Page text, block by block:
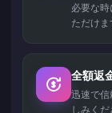
必要な
ただけま
全額返
迅速で
しみく